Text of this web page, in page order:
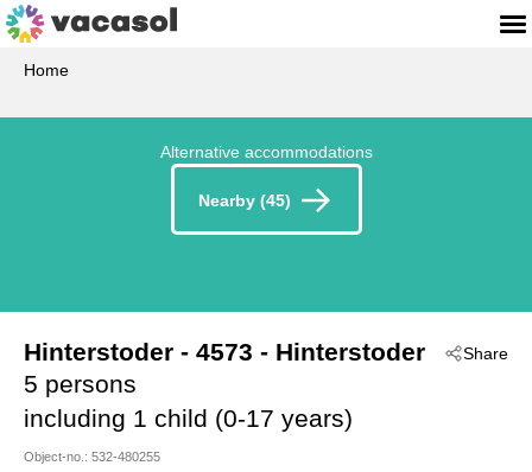
Home
Alternative accommodations
Nearby (45)
Share
Hinterstoder - 4573 - Hinterstoder
5 persons
including 1 child (0-17 years)
Object-no.: 532-480255